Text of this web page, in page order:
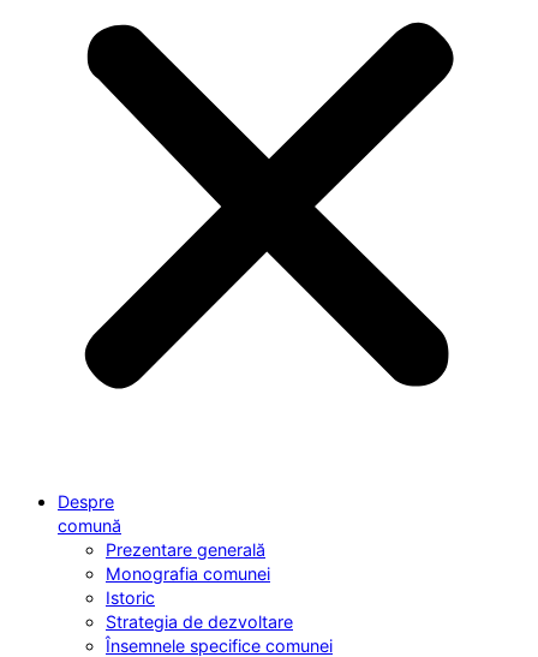
Despre
comună
Prezentare generală
Monografia comunei
Istoric
Strategia de dezvoltare
Însemnele specifice comunei